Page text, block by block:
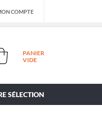
COMPTE
PANIER
VIDE
SÉLECTION